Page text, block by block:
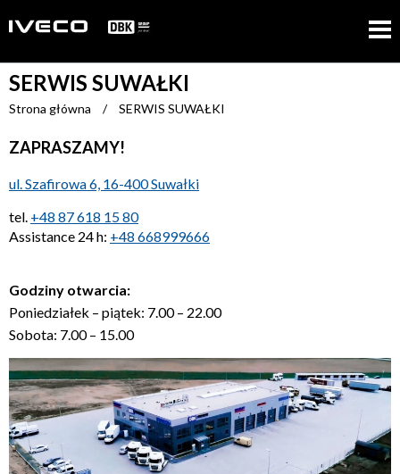
SERWIS SUWAŁKI
Strona główna / SERWIS SUWAŁKI
ZAPRASZAMY!
ul. Szafirowa 6, 16-400 Suwałki
tel. +48 87 618 15 80
Assistance 24 h: +48 668999666
Godziny otwarcia:
Poniedziałek – piątek: 7.00 – 22.00
Sobota: 7.00 – 15.00